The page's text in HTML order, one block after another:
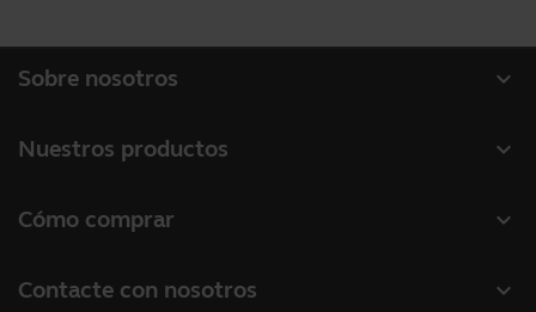
expand_more
Sobre nosotros
Sostenibilidad
expand_more
Nuestros productos
Cámaras de conferencia
expand_more
Cómo comprar
expand_more
Contacte con nosotros